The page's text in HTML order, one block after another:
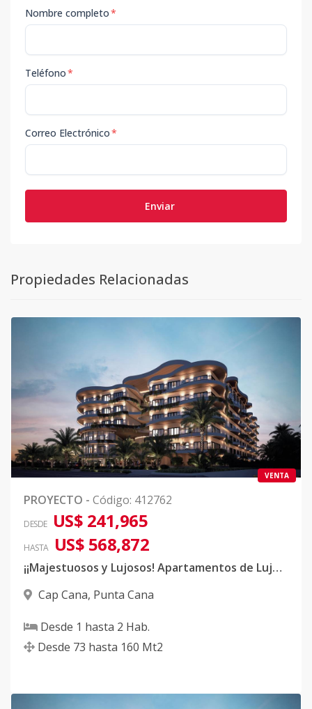
Nombre completo*
Teléfono*
Correo Electrónico*
Enviar
Propiedades Relacionadas
VENTA
PROYECTO - Código: 412762
DESDE US$ 241,965
HASTA US$ 568,872
¡¡Majestuosos y Lujosos! Apartamentos de Lujo Ubicados en Cap Cana!!
Cap Cana, Punta Cana
Desde 1 hasta 2 Hab.
Desde 73 hasta 160 Mt2